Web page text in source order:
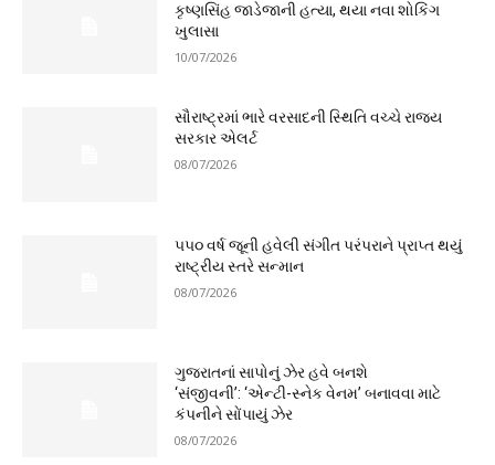
કૃષ્ણસિંહ જાડેજાની હત્યા, થયા નવા શોકિંગ
ખુલાસા
10/07/2026
સૌરાષ્ટ્રમાં ભારે વરસાદની સ્થિતિ વચ્ચે રાજ્ય
સરકાર એલર્ટ
08/07/2026
૫૫૦ વર્ષ જૂની હવેલી સંગીત પરંપરાને પ્રાપ્ત થયું
રાષ્ટ્રીય સ્તરે સન્માન
08/07/2026
ગુજરાતનાં સાપોનું ઝેર હવે બનશે
‘સંજીવની’: ‘એન્ટી-સ્નેક વેનમ’ બનાવવા માટે
કંપનીને સોંપાયું ઝેર
08/07/2026